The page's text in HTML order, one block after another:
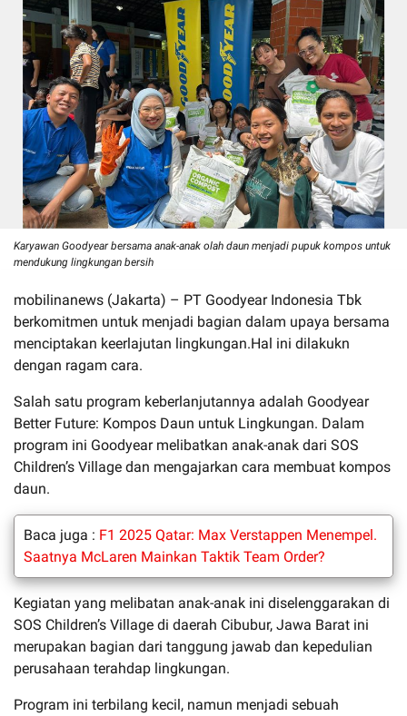
Karyawan Goodyear bersama anak-anak olah daun menjadi pupuk kompos untuk
mendukung lingkungan bersih
mobilinanews (Jakarta) – PT Goodyear Indonesia Tbk
berkomitmen untuk menjadi bagian dalam upaya bersama
menciptakan keerlajutan lingkungan.Hal ini dilakukn
dengan ragam cara.
Salah satu program keberlanjutannya adalah Goodyear
Better Future: Kompos Daun untuk Lingkungan. Dalam
program ini Goodyear melibatkan anak-anak dari SOS
Children’s Village dan mengajarkan cara membuat kompos
daun.
Baca juga : F1 2025 Qatar: Max Verstappen Menempel.
Saatnya McLaren Mainkan Taktik Team Order?
Kegiatan yang melibatan anak-anak ini diselenggarakan di
SOS Children’s Village di daerah Cibubur, Jawa Barat ini
merupakan bagian dari tanggung jawab dan kepedulian
perusahaan terahdap lingkungan.
Program ini terbilang kecil, namun menjadi sebuah